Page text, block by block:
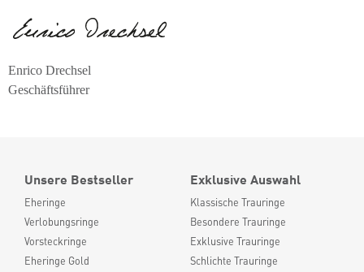
Enrico Drechsel
Geschäftsführer
Unsere Bestseller
Eheringe
Verlobungsringe
Vorsteckringe
Eheringe Gold
Exklusive Auswahl
Klassische Trauringe
Besondere Trauringe
Exklusive Trauringe
Schlichte Trauringe